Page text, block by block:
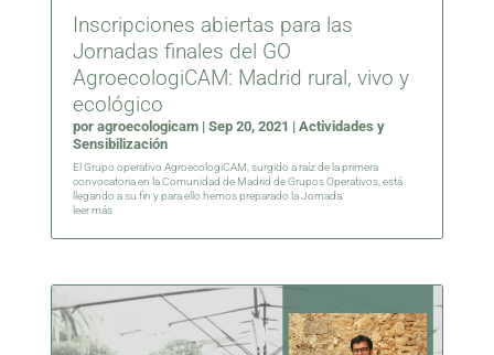
Inscripciones abiertas para las
Jornadas finales del GO
AgroecologiCAM: Madrid rural, vivo y
ecológico
por agroecologicam| Sep 20, 2021 | Actividades y
Sensibilización
El Grupo operativo AgroecologiCAM, surgido a raíz de la primera
convocatoria en la Comunidad de Madrid de Grupos Operativos, está
llegando a su fin y para ello hemos preparado la Jornada:
leer más